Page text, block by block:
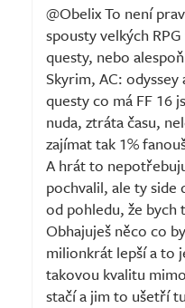
@Obelix To není
spousty velkých
questy, nebo
Skyrim, AC: odyssey
questy co má FF 16
nuda, ztráta času,
zajímat tak 1%
A hrát to
pochvalil, ale ty side
od pohledu, že bych
Obhajuješ něco co
milionkrát lepší a to
takovou kvalitu
stačí a jim to ušetří